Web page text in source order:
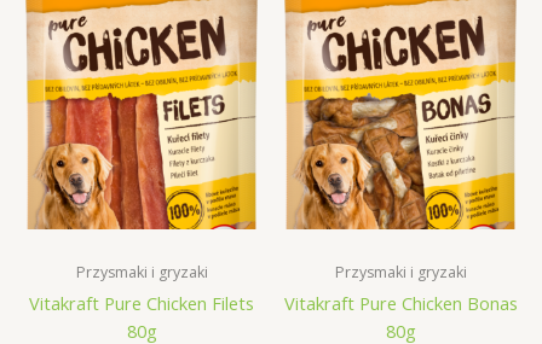
Przysmaki i gryzaki
Vitakraft Pure Chicken Filets
80g
Przysmaki i gryzaki
Vitakraft Pure Chicken Bonas
80g